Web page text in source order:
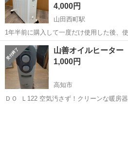
4,000円
山田西町駅
1年半前に購入して一度だけ使用した後、
箱はありません。 現状渡しの商品です。
ない事をご了承ください🙇 早く引き取り
す。 よろしくお願い致します🙇
高知 香美市 山田西町駅 季節
山善オイルヒーター
1,000円
高知市
ＤＯ_Ｌ122 空気汚さず！クリーンな暖房